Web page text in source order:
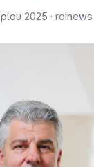
2025 · roinews